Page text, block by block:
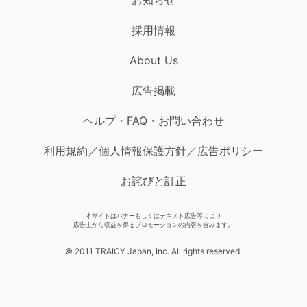
採用情報
About Us
広告掲載
ヘルプ・FAQ・お問い合わせ
利用規約／個人情報保護方針／広告ポリシー
お詫びと訂正
本サイトはバナーもしくはテキスト広告等により
広告主から収益を得るプロモーションの内容を含みます。
© 2011 TRAICY Japan, Inc. All rights reserved.